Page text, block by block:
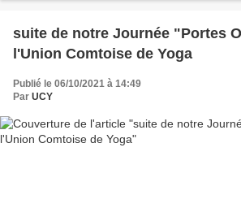
suite de notre Journée "Portes
l'Union Comtoise de Yoga
Publié le 06/10/2021 à 14:49
Par UCY